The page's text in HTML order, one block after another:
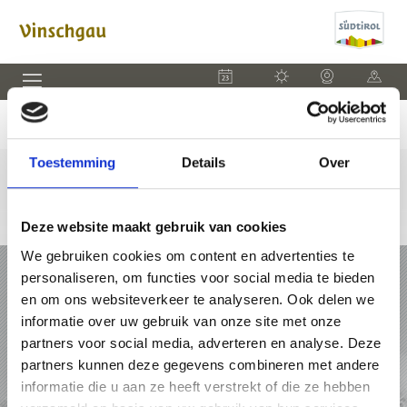
Toestemming Details Over
Deze website maakt gebruik van cookies
We gebruiken cookies om content en advertenties te
personaliseren, om functies voor social media te bieden
en om ons websiteverkeer te analyseren. Ook delen we
informatie over uw gebruik van onze site met onze
partners voor social media, adverteren en analyse. Deze
partners kunnen deze gegevens combineren met andere
informatie die u aan ze heeft verstrekt of die ze hebben
EVENEMENTEN WEER WEBCAM KAART
VAKANTIE IN VINSCHGAU
PAKKETTEN
ACCOMMODATIES